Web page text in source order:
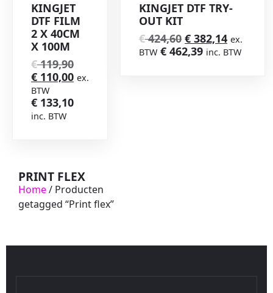
KINGJET
DTF FILM
2 X 40CM
X 100M
€119,90
€ 110,00 ex.
BTW
€ 133,10
inc. BTW
KINGJET DTF TRY-
OUT KIT
€424,60 € 382,14 ex.
BTW € 462,39 inc. BTW
PRINT FLEX
Home/ Producten
getagged “Print flex”